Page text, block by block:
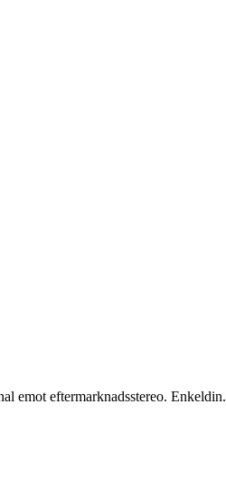
emot eftermarknadsstereo. Enkeldin.